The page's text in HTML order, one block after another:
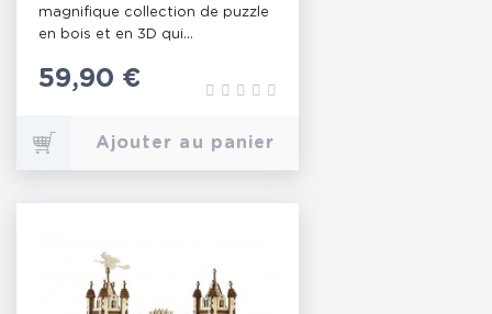
magnifique collection de puzzle
en bois et en 3D qui...
Prix
59,90 €
Ajouter au panier